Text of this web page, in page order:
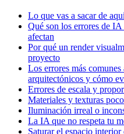
Lo que vas a sacar de
Qué son los errores de
afectan
Por qué un render
proyecto
Los errores más
arquitectónicos y cómo
Errores de escala y
Materiales y texturas
Iluminación irreal o
La IA que no respeta tu
Saturar el espacio